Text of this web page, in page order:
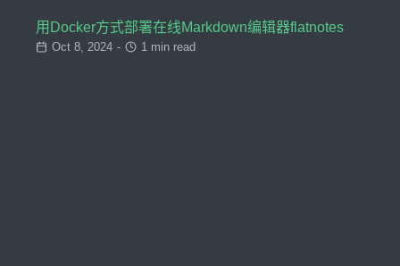
用Docker方式部署在线Markdown编辑器flatnotes
Oct 8, 2024 - 1 min read